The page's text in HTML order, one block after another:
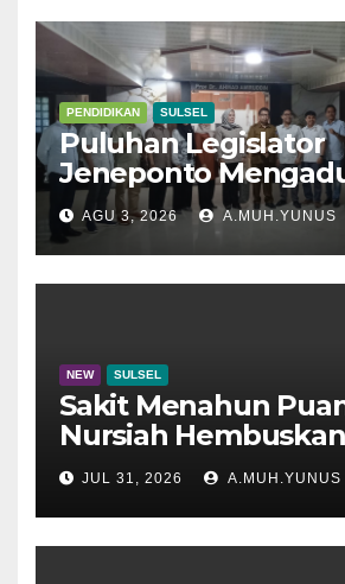
PENDIDIKAN SULSEL
Puluhan Legislator
Jeneponto
Disdik Sulsel
AGU 3, 2026 A.MUH.YUNUS
NEW SULSEL
Sakit Menahun
Nursiah
Terakhir
JUL 31, 2026 A.MUH.YUNUS